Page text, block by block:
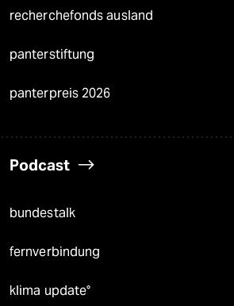
recherchefonds ausland
panterstiftung
panterpreis 2026
Podcast
bundestalk
fernverbindung
klima update°